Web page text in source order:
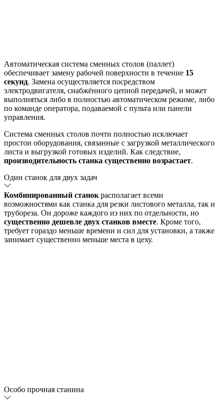
Автоматическая система сменных столов (паллет)
обеспечивает замену рабочей поверхности в течение 15
секунд. Замена осуществляется посредством
электродвигателя, снабжённого цепной передачей, и может
выполняться либо в полностью автоматическом режиме, либо
по команде оператора, подаваемой с пульта или панели
управления.
Система сменных столов почти полностью исключает
простои оборудования, связанные с загрузкой металлического
листа и выгрузкой готовых изделий. Как следствие,
производительность станка существенно возрастает.
Один станок для двух задач
Комбинированный станок располагает всеми
возможностями как станка для резки листового металла, так и
трубореза. Он дороже каждого из них по отдельности, но
существенно дешевле двух станков вместе. Кроме того,
требует гораздо меньше времени и сил для установки, а также
занимает существенно меньше места в цеху.
Особо прочная станина